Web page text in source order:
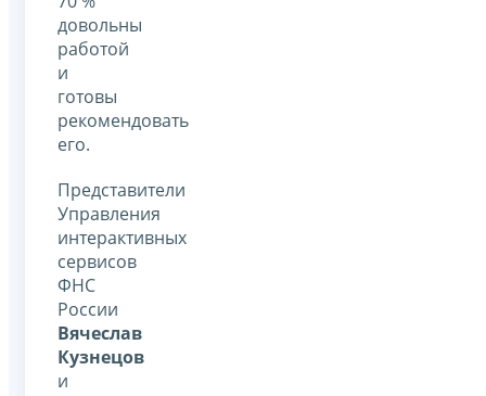
довольны
работой
и
готовы
рекомендовать
его.
Представители
Управления
интерактивных
сервисов
ФНС
России
Вячеслав
Кузнецов
и